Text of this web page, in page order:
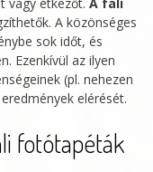
vagy étkezőt.A fali
A közönséges
sok időt, és
Ezenkívül az ilyen
(pl. nehezen
elérését.
fotótapéták